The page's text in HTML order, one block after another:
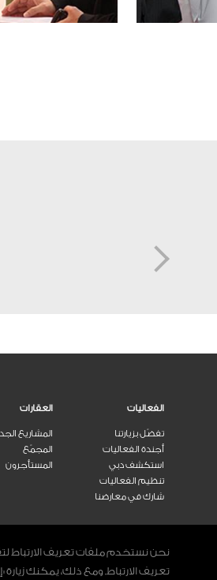
نحن نستخدم ملفات تعريف الارتباط
تعريف الارتباط. ومع ذلك، يمكنك
الفعاليات
تفضّل بزيارتنا
أجندة الفعاليات
استكشف دبي
تنظيم الفعاليات
شارك في معارضنا
العقارات
المشاريع
المجمّع
المستأجرون